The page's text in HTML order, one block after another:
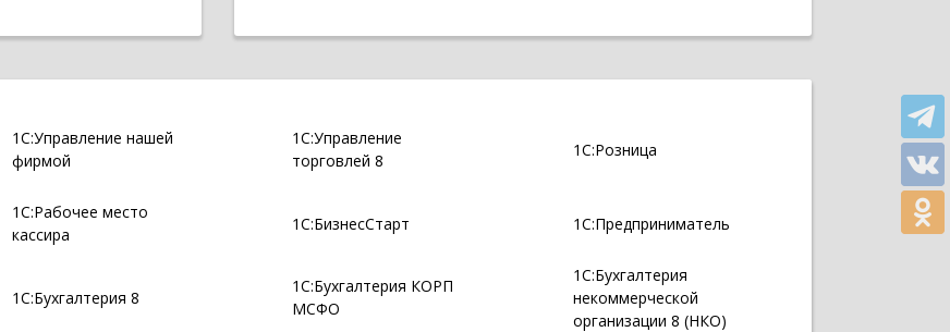
1С:Управление нашей
фирмой
1С:Управление
торговлей 8
1С:Розница
1С:Рабочее место
кассира
1С:БизнесСтарт 1С:Предприниматель
1С:Бухгалтерия 8
1С:Бухгалтерия КОРП
МСФО
1С:Бухгалтерия
некоммерческой
организации 8 (НКО)